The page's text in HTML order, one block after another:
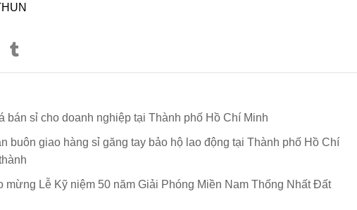
bán sỉ cho doanh nghiệp tại Thành phố Hồ Chí Minh
buôn giao hàng sỉ găng tay bảo hộ lao động tại Thành phố Hồ Chí
mừng Lễ Kỹ niệm 50 năm Giải Phóng Miền Nam Thống Nhất Đất